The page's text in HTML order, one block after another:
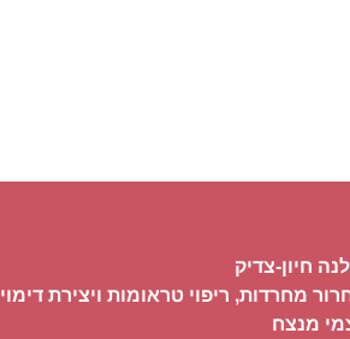
חיון-צדיק
מחרדות, ריפוי טראומות ויצירת דימוי
מנצח